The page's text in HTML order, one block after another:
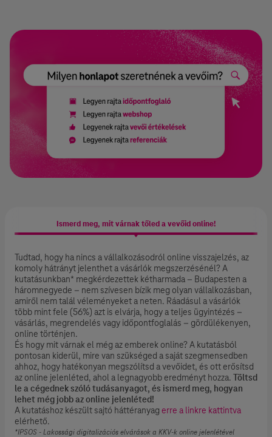
⁣Ismerd meg, mit várnak tőled a vevőid online!
Tudtad, hogy ha nincs a vállalkozásodról online visszajelzés, az
komoly hátrányt jelenthet a vásárlók megszerzésénél? A
kutatásunkban* megkérdezettek kétharmada – Budapesten a
háromnegyede – nem szívesen bízik meg olyan vállalkozásban,
amiről nem talál véleményeket a neten. Ráadásul a vásárlók
több mint fele (56%) azt is elvárja, hogy a teljes ügyintézés –
vásárlás, megrendelés vagy időpontfoglalás – gördülékenyen,
online történjen.
És hogy mit várnak el még az emberek online? A kutatásból
pontosan kiderül, mire van szükséged a saját szegmensedben
ahhoz, hogy hatékonyan megszólítsd a vevőidet, és ott erősítsd
az online jelenléted, ahol a legnagyobb eredményt hozza. Töltsd
le a cégednek szóló tudásanyagot, és ismerd meg, hogyan
lehet még jobb az online jelenléted!
A kutatáshoz készült sajtó háttéranyag erre a linkre kattintva
elérhető.
*IPSOS - Lakossági digitalizációs elvárások a KKV-k online jelenlétével